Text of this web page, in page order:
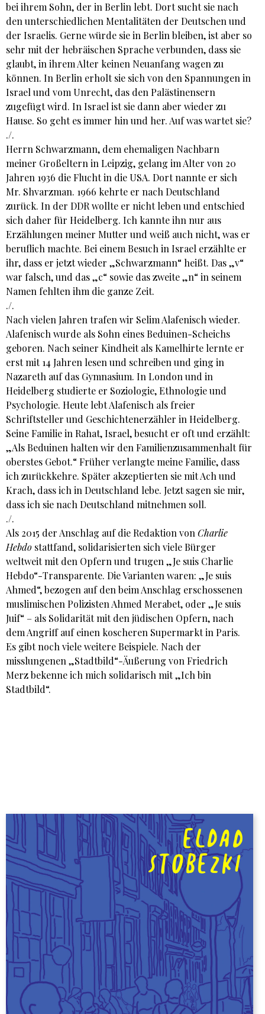
bei ihrem Sohn, der in Berlin lebt. Dort sucht sie nach
den unterschiedlichen Mentalitäten der Deutschen und
der Israelis. Gerne würde sie in Berlin bleiben, ist aber so
sehr mit der hebräischen Sprache verbunden, dass sie
glaubt, in ihrem Alter keinen Neuanfang wagen zu
können. In Berlin erholt sie sich von den Spannungen in
Israel und vom Unrecht, das den Palästinensern
zugefügt wird. In Israel ist sie dann aber wieder zu
Hause. So geht es immer hin und her. Auf was wartet sie?
./.
Herrn Schwarzmann, dem ehemaligen Nachbarn
meiner Großeltern in Leipzig, gelang im Alter von 20
Jahren 1936 die Flucht in die USA. Dort nannte er sich
Mr. Shvarzman. 1966 kehrte er nach Deutschland
zurück. In der DDR wollte er nicht leben und entschied
sich daher für Heidelberg. Ich kannte ihn nur aus
Erzählungen meiner Mutter und weiß auch nicht, was er
beruflich machte. Bei einem Besuch in Israel erzählte er
ihr, dass er jetzt wieder „Schwarzmann“ heißt. Das „v“
war falsch, und das „c“ sowie das zweite „n“ in seinem
Namen fehlten ihm die ganze Zeit.
./.
Nach vielen Jahren trafen wir Selim Alafenisch wieder.
Alafenisch wurde als Sohn eines Beduinen-Scheichs
geboren. Nach seiner Kindheit als Kamelhirte lernte er
erst mit 14 Jahren lesen und schreiben und ging in
Nazareth auf das Gymnasium. In London und in
Heidelberg studierte er Soziologie, Ethnologie und
Psychologie. Heute lebt Alafenisch als freier
Schriftsteller und Geschichtenerzähler in Heidelberg.
Seine Familie in Rahat, Israel, besucht er oft und erzählt:
„Als Beduinen halten wir den Familienzusammenhalt für
oberstes Gebot.“ Früher verlangte meine Familie, dass
ich zurückkehre. Später akzeptierten sie mit Ach und
Krach, dass ich in Deutschland lebe. Jetzt sagen sie mir,
dass ich sie nach Deutschland mitnehmen soll.
./.
Als 2015 der Anschlag auf die Redaktion vonCharlie
Hebdo stattfand, solidarisierten sich viele Bürger
weltweit mit den Opfern und trugen „Je suis Charlie
Hebdo“-Transparente. Die Varianten waren: „Je suis
Ahmed“, bezogen auf den beim Anschlag erschossenen
muslimischen Polizisten Ahmed Merabet, oder „Je suis
Juif“ – als Solidarität mit den jüdischen Opfern, nach
dem Angriff auf einen koscheren Supermarkt in Paris.
Es gibt noch viele weitere Beispiele. Nach der
misslungenen „Stadtbild“-Äußerung von Friedrich
Merz bekenne ich mich solidarisch mit „Ich bin
Stadtbild“.